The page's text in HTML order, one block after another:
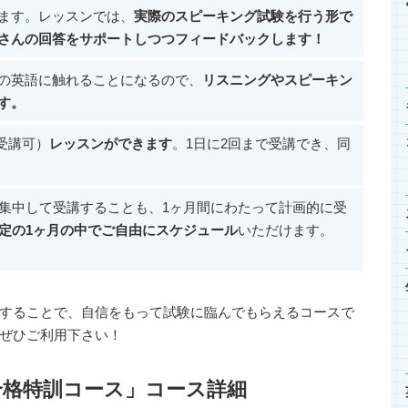
す。レッスンでは、 実際のスピーキング試験を行う形で
んの回答をサポートしつつフィードバックします！
語に触れることになるので、
リスニングやスピーキン
。
可） レッスンができます。1日に2回まで受講でき、同
中して受講することも、1ヶ月間にわたって計画的に受
の1ヶ月の中でご自由にスケジュールいただけます。
ることで、自信をもって試験に臨んでもらえるコースで
ひご利用下さい！
特訓コース」コース詳細